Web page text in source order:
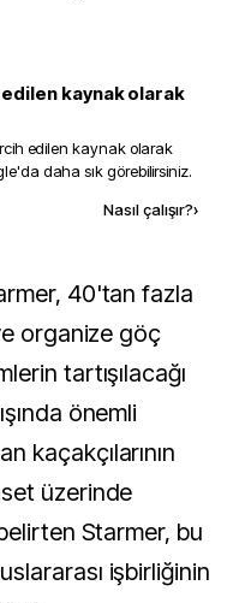
kaynak olarak
edilen kaynak olarak
daha sık görebilirsiniz.
Nasıl çalışır?›
organize göç
tartışılacağı
önemli
kaçakçılarının
üzerinde
Starmer, bu
işbirliğinin